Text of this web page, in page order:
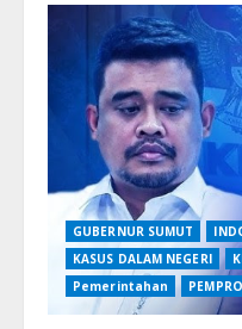
Bobby
Nasution
dan
Ketua
DPRD
Sumut
oleh
KPK
Soal
Anggaran
GUBERNUR SUMUT
KASUS DALAM NEGERI
Pemerintahan